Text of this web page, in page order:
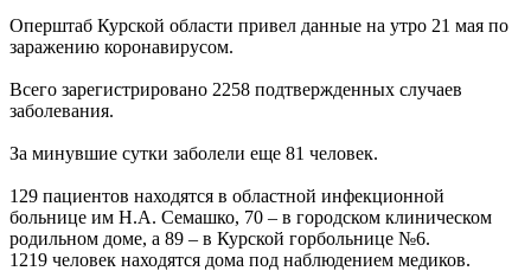
Оперштаб Курской области привел данные на утро 21 мая по
заражению коронавирусом.
Всего зарегистрировано 2258 подтвержденных случаев
заболевания.
За минувшие сутки заболели еще 81 человек.
129 пациентов находятся в областной инфекционной
больнице им Н.А. Семашко, 70 – в городском клиническом
родильном доме, а 89 – в Курской горбольнице №6.
1219 человек находятся дома под наблюдением медиков.